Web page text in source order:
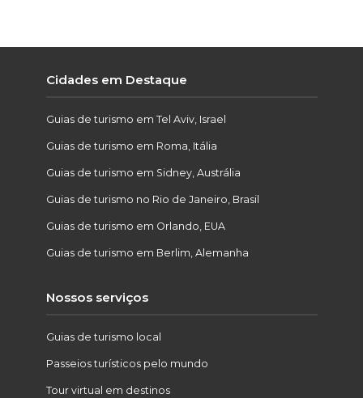
Cidades em Destaque
Guias de turismo em Tel Aviv, Israel
Guias de turismo em Roma, Itália
Guias de turismo em Sidney, Austrália
Guias de turismo no Rio de Janeiro, Brasil
Guias de turismo em Orlando, EUA
Guias de turismo em Berlim, Alemanha
Nossos serviços
Guias de turismo local
Passeios turísticos pelo mundo
Tour virtual em destinos